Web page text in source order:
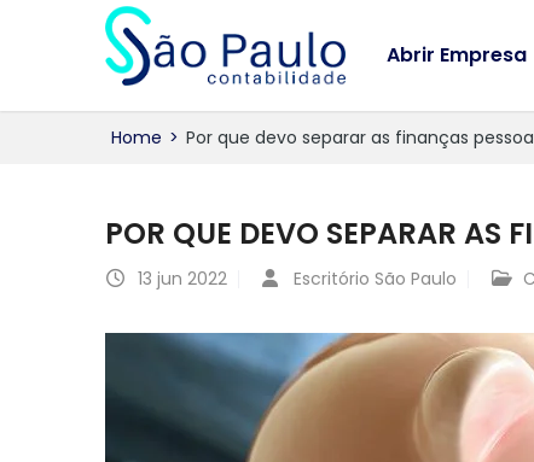
Abrir Empresa
Home > Por que devo separar as finanças
POR QUE DEVO SEPARAR AS
13 jun 2022 Escritório São Paulo